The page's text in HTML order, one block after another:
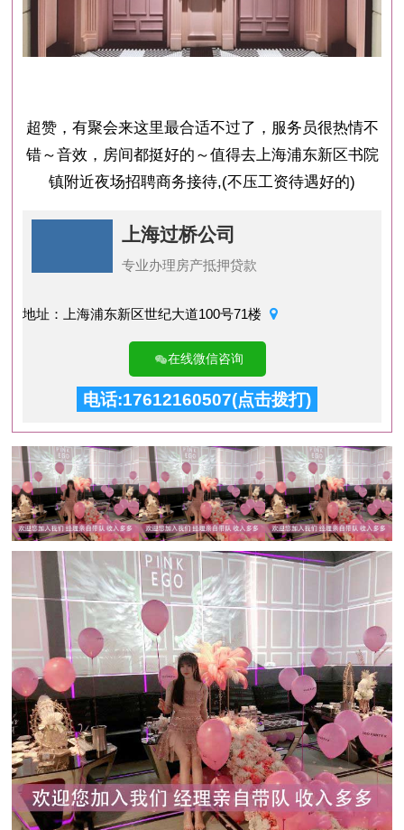
超赞，有聚会来这里最合适不过了，服务员很热情不
错～音效，房间都挺好的～值得去上海浦东新区书院
镇附近夜场招聘商务接待,(不压工资待遇好的)
上海过桥公司
专业办理房产抵押贷款
地址：上海浦东新区世纪大道100号71楼
在线微信咨询
电话:17612160507(点击拨打)